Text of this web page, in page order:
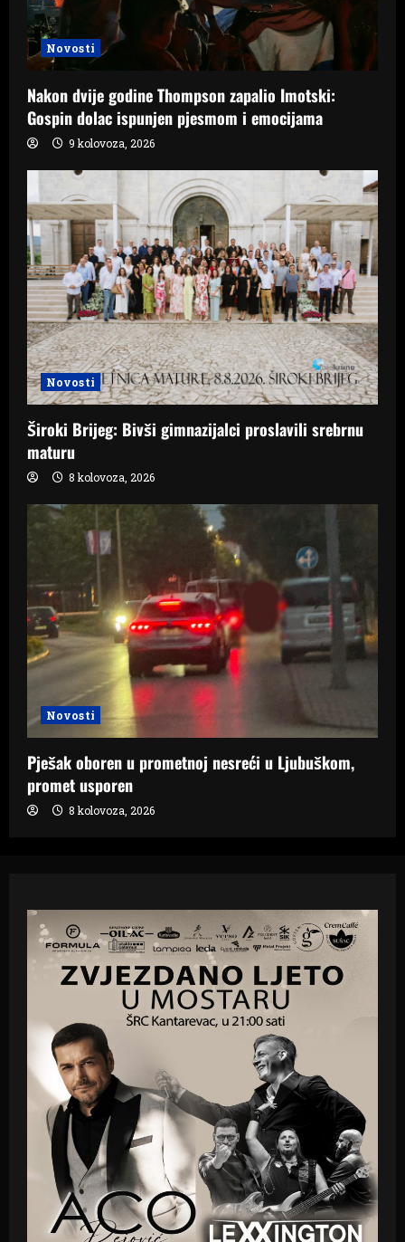
Novosti
Nakon dvije godine Thompson zapalio Imotski:
Gospin dolac ispunjen pjesmom i emocijama
9 kolovoza, 2026
Novosti
Široki Brijeg: Bivši gimnazijalci proslavili srebrnu
maturu
8 kolovoza, 2026
Novosti
Pješak oboren u prometnoj nesreći u Ljubuškom,
promet usporen
8 kolovoza, 2026